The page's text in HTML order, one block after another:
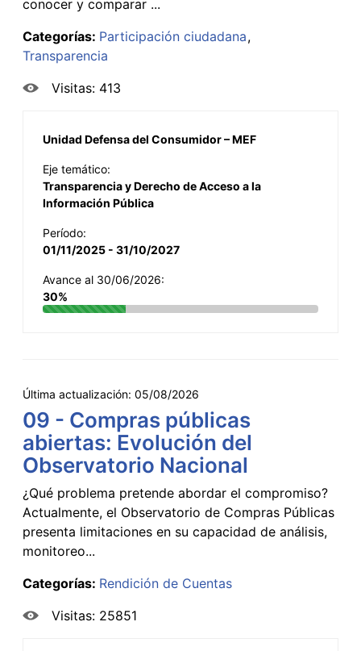
conocer y comparar ...
Categorías: Participación ciudadana
Transparencia
Visitas: 413
Unidad Defensa del Consumidor – MEF
Eje temático:
Transparencia y Derecho de Acceso a la
Información Pública
Período:
01/11/2025 - 31/10/2027
Avance al 30/06/2026:
30%
Última actualización: 05/08/2026
09 - Compras públicas
abiertas: Evolución del
Observatorio Nacional
¿Qué problema pretende abordar el compromiso?
Actualmente, el Observatorio de Compras Públicas
presenta limitaciones en su capacidad de análisis,
monitoreo...
Categorías: Rendición de Cuentas
Visitas: 25851